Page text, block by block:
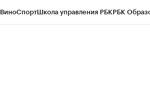
СпортШкола управления РБКРБК